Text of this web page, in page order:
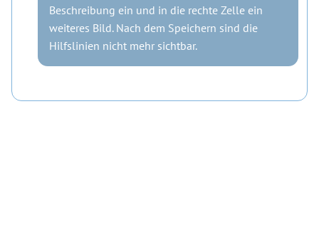
Beschreibung ein und in die rechte Zelle ein
weiteres Bild. Nach dem Speichern sind die
Hilfslinien nicht mehr sichtbar.